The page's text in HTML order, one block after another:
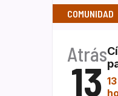
COMUNIDAD
Atrás
13